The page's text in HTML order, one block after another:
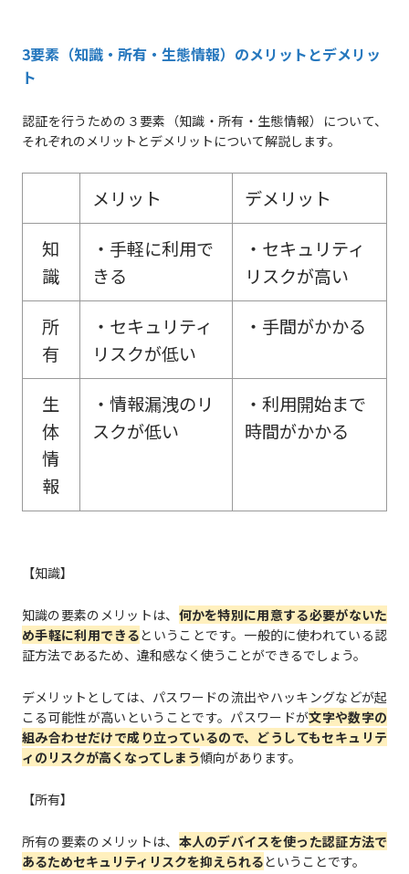
3要素（知識・所有・生態情報）のメリットとデメリッ
ト
認証を行うための３要素（知識・所有・生態情報）について、
それぞれのメリットとデメリットについて解説します。
メリット
デメリット
知
識
・手軽に利用で
きる
・セキュリティ
リスクが高い
所
有
・セキュリティ
リスクが低い
・手間がかかる
生
体
情
報
・情報漏洩のリ
スクが低い
・利用開始まで
時間がかかる
【知識】
知識の要素のメリットは、 何かを特別に用意する必要がないた
め手軽に利用できるということです。一般的に使われている認
証方法であるため、違和感なく使うことができるでしょう。
デメリットとしては、パスワードの流出やハッキングなどが起
こる可能性が高いということです。パスワードが文字や数字の
組み合わせだけで成り立っているので、どうしてもセキュリテ
ィのリスクが高くなってしまう傾向があります。
【所有】
所有の要素のメリットは、 本人のデバイスを使った認証方法で
あるためセキュリティリスクを抑えられるということです。